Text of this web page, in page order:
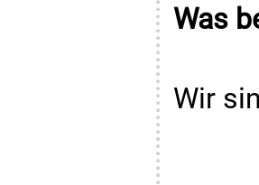
Was
Wir